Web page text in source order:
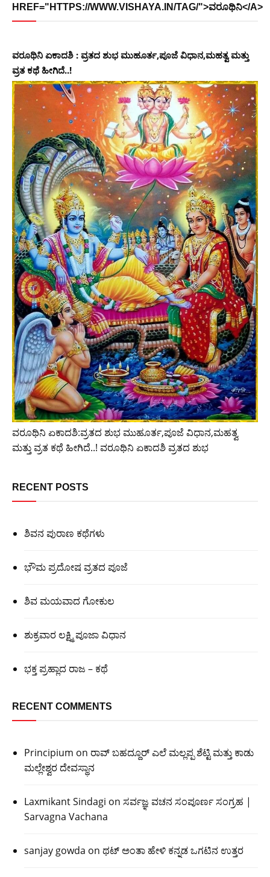
HREF="HTTPS://WWW.VISHAYA.IN/TAG/">ವರೂಥಿನಿ</A>
ವರೂಥಿನಿ ಏಕಾದಶಿ : ವ್ರತದ ಶುಭ ಮುಹೂರ್ತ,ಪೂಜೆ ವಿಧಾನ,ಮಹತ್ವ ಮತ್ತು
ವ್ರತ ಕಥೆ ಹೀಗಿದೆ..!
ವರೂಥಿನಿ ಏಕಾದಶಿ:ವ್ರತದ ಶುಭ ಮುಹೂರ್ತ,ಪೂಜೆ ವಿಧಾನ,ಮಹತ್ವ
ಮತ್ತು ವ್ರತ ಕಥೆ ಹೀಗಿದೆ..! ವರೂಥಿನಿ ಏಕಾದಶಿ ವ್ರತದ ಶುಭ
RECENT POSTS
ಶಿವನ ಪುರಾಣ ಕಥೆಗಳು
ಭೌಮ ಪ್ರದೋಷ ವ್ರತದ ಪೂಜೆ
ಶಿವ ಮಯವಾದ ಗೋಕುಲ
ಶುಕ್ರವಾರ ಲಕ್ಷ್ಮಿ ಪೂಜಾ ವಿಧಾನ
ಭಕ್ತ ಪ್ರಹ್ಲಾದ ರಾಜ – ಕಥೆ
RECENT COMMENTS
Principium on ರಾವ್ ಬಹದ್ದೂರ್ ಎಲೆ ಮಲ್ಲಪ್ಪ ಶೆಟ್ಟಿ ಮತ್ತು ಕಾಡು
ಮಲ್ಲೇಶ್ವರ ದೇವಸ್ಥಾನ
Laxmikant Sindagi on ಸರ್ವಜ್ಞ ವಚನ ಸಂಪೂರ್ಣ ಸಂಗ್ರಹ |
Sarvagna Vachana
sanjay gowda on ಥಟ್ ಅಂತಾ ಹೇಳಿ ಕನ್ನಡ ಒಗಟಿನ ಉತ್ತರ